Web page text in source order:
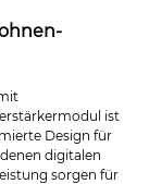
ist
Design für
digitalen
sorgen für